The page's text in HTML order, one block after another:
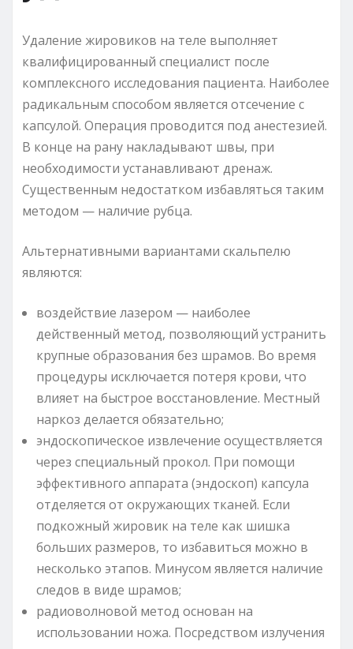
Удаление жировиков на теле выполняет
квалифицированный специалист после
комплексного исследования пациента. Наиболее
радикальным способом является отсечение с
капсулой. Операция проводится под анестезией.
В конце на рану накладывают швы, при
необходимости устанавливают дренаж.
Существенным недостатком избавляться таким
методом — наличие рубца.
Альтернативными вариантами скальпелю
являются:
воздействие лазером — наиболее
действенный метод, позволяющий устранить
крупные образования без шрамов. Во время
процедуры исключается потеря крови, что
влияет на быстрое восстановление. Местный
наркоз делается обязательно;
эндоскопическое извлечение осуществляется
через специальный прокол. При помощи
эффективного аппарата (эндоскоп) капсула
отделяется от окружающих тканей. Если
подкожный жировик на теле как шишка
больших размеров, то избавиться можно в
несколько этапов. Минусом является наличие
следов в виде шрамов;
радиоволновой метод основан на
использовании ножа. Посредством излучения